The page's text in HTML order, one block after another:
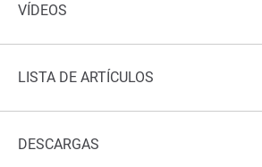
VÍDEOS
LISTA DE ARTÍCULOS
DESCARGAS